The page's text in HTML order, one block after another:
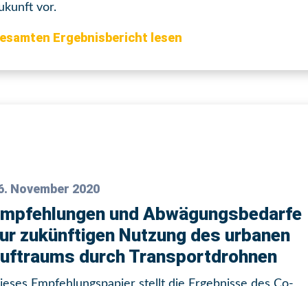
vor.
Ergebnisbericht lesen
November 2020
und Abwägungsbedarfe
zukünftigen Nutzung des urbanen
durch Transportdrohnen